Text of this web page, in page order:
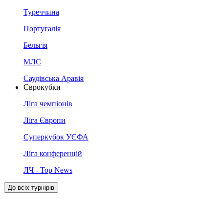
Туреччина
Португалія
Бельгія
МЛС
Саудівська Аравія
Єврокубки
Ліга чемпіонів
Ліга Європи
Суперкубок УЄФА
Ліга конференцій
ЛЧ - Top News
До всіх турнірів